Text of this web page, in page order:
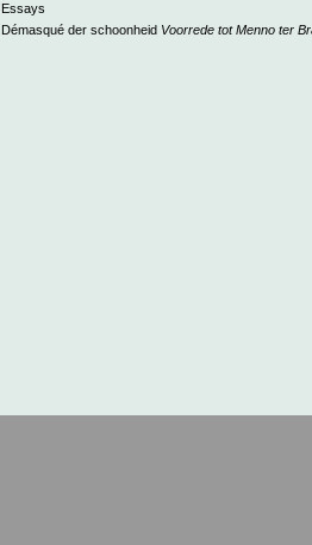
Essays
Démasqué der schoonheid Voorrede tot Menno ter